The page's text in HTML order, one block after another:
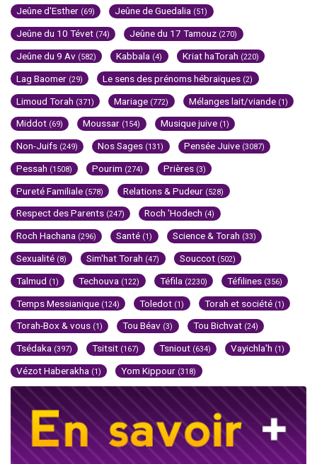
Jeûne d'Esther (69) Jeûne de Guedalia (51)
Jeûne du 10 Tévet (74) Jeûne du 17 Tamouz (270)
Jeûne du 9 Av (582) Kabbala (4) Kriat haTorah (220)
Lag Baomer (29) Le sens des prénoms hébraïques (2)
Limoud Torah (371) Mariage (772) Mélanges lait/viande (1)
Middot (69) Moussar (154) Musique juive (1)
Non-Juifs (249) Nos Sages (131) Pensée Juive (3087)
Pessah (1508) Pourim (274) Prières (3)
Pureté Familiale (578) Relations & Pudeur (528)
Respect des Parents (247) Roch 'Hodech (4)
Roch Hachana (296) Santé (1) Science & Torah (33)
Sexualité (8) Sim'hat Torah (47) Souccot (502)
Talmud (1) Techouva (122) Téfila (2230) Téfilines (356)
Temps Messianique (124) Toledot (1) Torah et société (1)
Torah-Box & vous (1) Tou Béav (3) Tou Bichvat (24)
Tsédaka (397) Tsitsit (167) Tsniout (634) Vayichla'h (1)
Vézot Haberakha (1) Yom Kippour (318)